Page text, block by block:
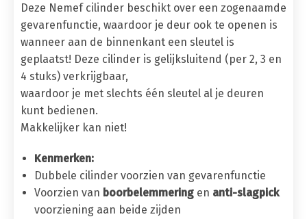
Deze Nemef cilinder beschikt over een zogenaamde
gevarenfunctie, waardoor je deur ook te openen is
wanneer aan de binnenkant een sleutel is
geplaatst! Deze cilinder is gelijksluitend (per 2, 3 en
4 stuks) verkrijgbaar,
waardoor je met slechts één sleutel al je deuren
kunt bedienen.
Makkelijker kan niet!
Kenmerken:
Dubbele cilinder voorzien van gevarenfunctie
Voorzien van boorbelemmering en anti-slagpick
voorziening aan beide zijden